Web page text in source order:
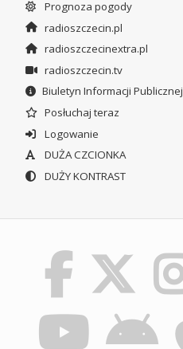
Prognoza pogody
radioszczecin.pl
radioszczecinextra.pl
radioszczecin.tv
Biuletyn Informacji Publicznej
Posłuchaj teraz
Logowanie
DUŻA CZCIONKA
DUŻY KONTRAST